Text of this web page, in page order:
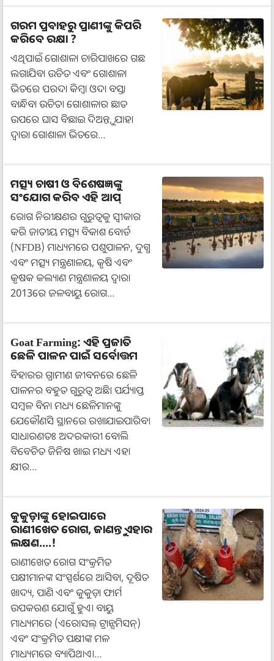
ଗରମ ପ୍ରବାହରୁ ପ୍ରାଣୀଙ୍କୁ କିପରି
କରିବେ ରକ୍ଷା ?
ଏଥିପାଇଁ ଗୋଶାଳା ଚାରିପାଖରେ ଗଛ
ଲଗାଯିବା ଉଚିତ ଏବଂ ଗୋଶାଳା
ଭିତରେ ପରଦା କିମ୍ବା ଓଦା ବସ୍ତା
ବାନ୍ଧିବା ଉଚିତ। ଗୋଶାଳାର ଛାତ
ଉପରେ ଘାସ ବିଛାଇ ଦିଅନ୍ତୁ, ଯାହା
ଦ୍ଵାରା ଗୋଶାଳା ଭିତରେ…
ମତ୍ସ୍ୟ ଚାଷୀ ଓ ବିଶେଷଜ୍ଞଙ୍କୁ
ସଂଯୋଗ କରିବ ଏହି ଆପ୍
ରୋଗ ନିରୀକ୍ଷଣର ଗୁରୁତ୍ୱକୁ ସ୍ୱୀକାର
କରି ଜାତୀୟ ମତ୍ସ୍ୟ ବିକାଶ ବୋର୍ଡ
(NFDB) ମାଧ୍ୟମରେ ପଶୁପାଳନ, ଦୁଗ୍ଧ
ଏବଂ ମତ୍ସ୍ୟ ମନ୍ତ୍ରଣାଳୟ, କୃଷି ଏବଂ
କୃଷକ କଲ୍ୟାଣ ମନ୍ତ୍ରଣାଳୟ ଦ୍ୱାରା
2013ରେ ଜଳବାୟୁ ରୋଗ…
Goat Farming: ଏହି ପ୍ରଜାତି
ଛେଳି ପାଳନ ପାଇଁ ସର୍ବୋତ୍ତମ
ବିହାରର ଗ୍ରାମୀଣ ଜୀବନରେ ଛେଳି
ପାଳନର ବହୁତ ଗୁରୁତ୍ୱ ଅଛି। ପର୍ଯ୍ୟାପ୍ତ
ସମ୍ବଳ ବିନା ମଧ୍ୟ ଛେଳିମାନଙ୍କୁ
ଯେକୌଣସି ସ୍ଥାନରେ ରଖାଯାଇପାରିବ।
ସାଧାରଣତଃ ଅଦରକାରୀ ବୋଲି
ବିବେଚିତ ଜିନିଷ ଖାଇ ମଧ୍ୟ ଏହା
କ୍ଷୀର…
କୁକୁଡ଼ାଙ୍କୁ ହୋଇପାରେ
ରାଣୀଖେତ ରୋଗ, ଜାଣନ୍ତୁ ଏହାର
ଲକ୍ଷଣ....!
ରାଣୀଖେତ ରୋଗ ସଂକ୍ରମିତ
ପକ୍ଷୀମାନଙ୍କ ସଂସ୍ପର୍ଶରେ ଆସିବା, ଦୂଷିତ
ଖାଦ୍ୟ, ପାଣି ଏବଂ କୁକୁଡ଼ା ଫାର୍ମ
ଉପକରଣ ଯୋଗୁଁ ହୁଏ। ବାୟୁ
ମାଧ୍ୟମରେ (ଏରୋସଲ୍ ଟ୍ରାନ୍ସମିସନ୍)
ଏବଂ ସଂକ୍ରମିତ ପକ୍ଷୀଙ୍କ ମଳ
ମାଧ୍ୟମରେ ବ୍ୟାପିଥାଏ।…